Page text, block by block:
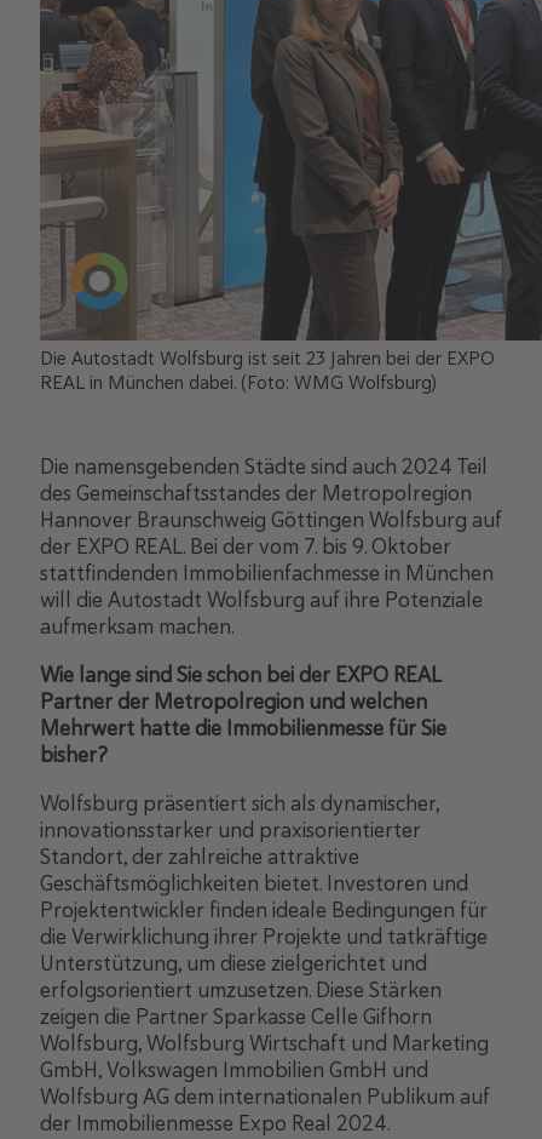
Die Autostadt Wolfsburg ist seit 23 Jahren bei der EXPO
REAL in München dabei. (Foto: WMG Wolfsburg)
Die namensgebenden Städte sind auch 2024 Teil
des Gemeinschaftsstandes der Metropolregion
Hannover Braunschweig Göttingen Wolfsburg auf
der EXPO REAL. Bei der vom 7. bis 9. Oktober
stattfindenden Immobilienfachmesse in München
will die Autostadt Wolfsburg auf ihre Potenziale
aufmerksam machen.
Wie lange sind Sie schon bei der EXPO REAL
Partner der Metropolregion und welchen
Mehrwert hatte die Immobilienmesse für Sie
bisher?
Wolfsburg präsentiert sich als dynamischer,
innovationsstarker und praxisorientierter
Standort, der zahlreiche attraktive
Geschäftsmöglichkeiten bietet. Investoren und
Projektentwickler finden ideale Bedingungen für
die Verwirklichung ihrer Projekte und tatkräftige
Unterstützung, um diese zielgerichtet und
erfolgsorientiert umzusetzen. Diese Stärken
zeigen die Partner Sparkasse Celle Gifhorn
Wolfsburg, Wolfsburg Wirtschaft und Marketing
GmbH, Volkswagen Immobilien GmbH und
Wolfsburg AG dem internationalen Publikum auf
der Immobilienmesse Expo Real 2024.